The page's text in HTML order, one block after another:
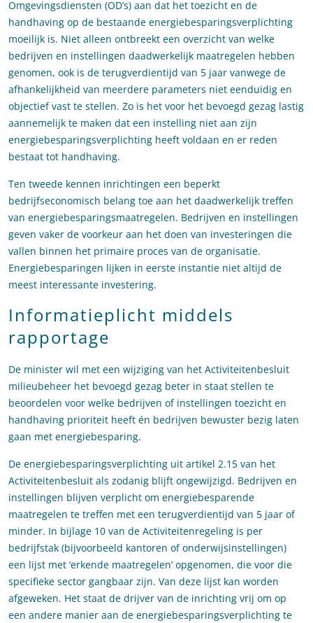
Omgevingsdiensten (OD’s) aan dat het toezicht en de
handhaving op de bestaande energiebesparingsverplichting
moeilijk is. Niet alleen ontbreekt een overzicht van welke
bedrijven en instellingen daadwerkelijk maatregelen hebben
genomen, ook is de terugverdientijd van 5 jaar vanwege de
afhankelijkheid van meerdere parameters niet eenduidig en
objectief vast te stellen. Zo is het voor het bevoegd gezag lastig
aannemelijk te maken dat een instelling niet aan zijn
energiebesparingsverplichting heeft voldaan en er reden
bestaat tot handhaving.
Ten tweede kennen inrichtingen een beperkt
bedrijfseconomisch belang toe aan het daadwerkelijk treffen
van energiebesparingsmaatregelen. Bedrijven en instellingen
geven vaker de voorkeur aan het doen van investeringen die
vallen binnen het primaire proces van de organisatie.
Energiebesparingen lijken in eerste instantie niet altijd de
meest interessante investering.
Informatieplicht middels
rapportage
De minister wil met een wijziging van het Activiteitenbesluit
milieubeheer het bevoegd gezag beter in staat stellen te
beoordelen voor welke bedrijven of instellingen toezicht en
handhaving prioriteit heeft én bedrijven bewuster bezig laten
gaan met energiebesparing.
De energiebesparingsverplichting uit artikel 2.15 van het
Activiteitenbesluit als zodanig blijft ongewijzigd. Bedrijven en
instellingen blijven verplicht om energiebesparende
maatregelen te treffen met een terugverdientijd van 5 jaar of
minder. In bijlage 10 van de Activiteitenregeling is per
bedrijfstak (bijvoorbeeld kantoren of onderwijsinstellingen)
een lijst met ‘erkende maatregelen’ opgenomen, die voor die
specifieke sector gangbaar zijn. Van deze lijst kan worden
afgeweken. Het staat de drijver van de inrichting vrij om op
een andere manier aan de energiebesparingsverplichting te